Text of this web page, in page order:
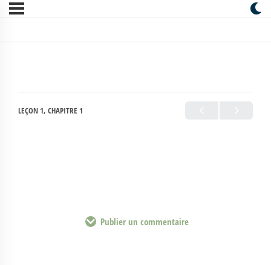
LEÇON 1, CHAPITRE 1
Publier un commentaire